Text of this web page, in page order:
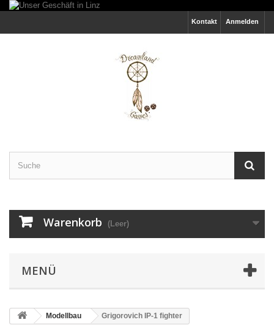
Anmelden
Kontakt
Warenkorb (Leer)
MENÜ
Modellbau Grigorovich IP-1 fighter